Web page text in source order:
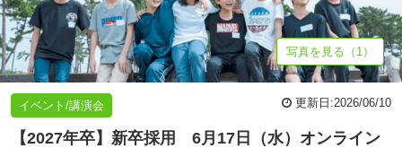
写真を見る（1）
イベント/講演会 更新日:2026/06/10
【2027年卒】新卒採用 6月17日（水）オンライン